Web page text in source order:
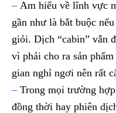
–Am hiểu về lĩnh vực
gần như là bắt buộc
giỏi. Dịch “cabin” vẫn
vì phải cho ra sản
gian nghỉ ngơi nên rất
–Trong mọi trường
đồng thời hay phiên